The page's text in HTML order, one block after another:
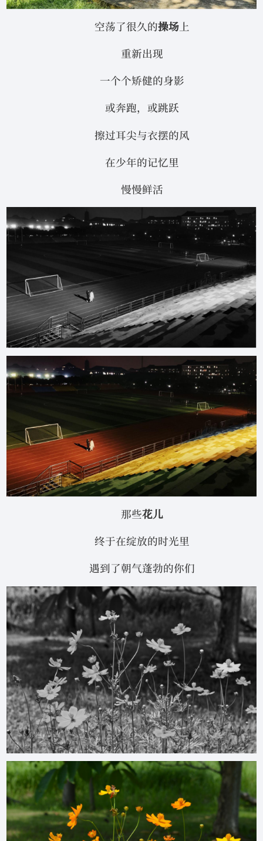
空荡了很久的操场上
重新出现
一个个矫健的身影
或奔跑，或跳跃
擦过耳尖与衣摆的风
在少年的记忆里
慢慢鲜活
那些花儿
终于在绽放的时光里
遇到了朝气蓬勃的你们